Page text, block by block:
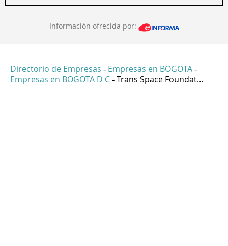
Información ofrecida por:
Directorio de Empresas - Empresas en BOGOTA -
Empresas en BOGOTA D C - Trans Space Foundat...